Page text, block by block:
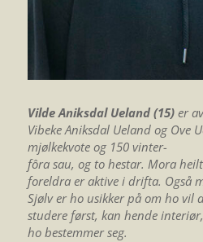
Vilde Aniksdal Ueland (15)er
Vibeke Aniksdal Ueland og Ove
mjølkekvote og 150 vinter­-
fôra sau, og to hestar. Mora
foreldra er aktive i drifta. Også
Sjølv er ho usikker på om ho vil
studere først, kan hende
ho bestemmer seg.